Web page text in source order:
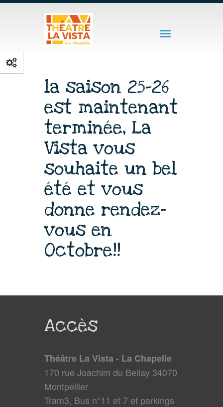
Toggle
la saison 25-26
est maintenant
terminée, La
Vista vous
souhaite un bel
été et vous
donne rendez-
vous en
Octobre!!
Accès
Théâtre La Vista - La Chapelle
170 rue Joachim du Bellay 34070
Montpellier
Tram3, Bus n°11 et 7 et parkings